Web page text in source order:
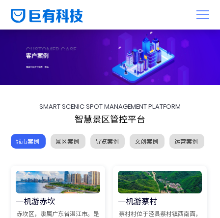
SMART SCENIC SPOT MANAGEMENT PLATFORM
智慧景区管控平台
城市案例 景区案例 导览案例 文创案例 运营案例
一机游赤坎
赤坎区，隶属广东省湛江市。是
一机游蔡村
蔡村村位于泾县蔡村镇西南面，